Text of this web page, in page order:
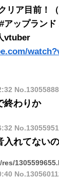
リア目前！
アップラン
vtuber
終わりか
入れてない